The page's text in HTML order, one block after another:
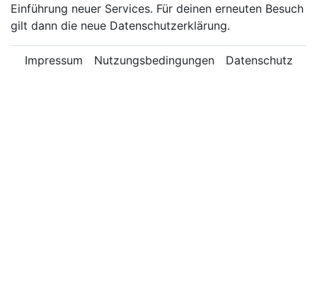
Einführung neuer Services. Für deinen erneuten Besuch
gilt dann die neue Datenschutzerklärung.
Impressum Nutzungsbedingungen Datenschutz